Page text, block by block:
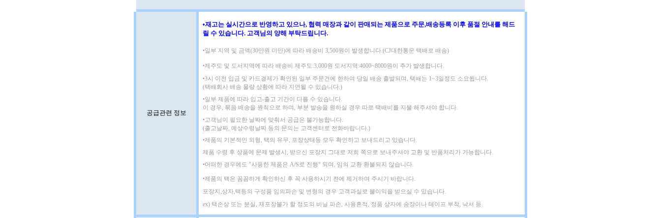
공급관련 정보
•재고는 실시간으로 반영하고 있으나, 협력 매장과 같이 판매되는 제품으로 주문,배송등록 이후 품절 안내를 해드
릴 수 있습니다. 고객님의 양해 부탁드립니다.
•일부 지역 및 금액(30만원 미만)에 따라 배송비 3,500원이 발생합니다.(CJ대한통운 택배로 배송)
•제주도 및 도서지역에 따라 배송비 제주도:3,000원 도서지역:4000~8000원이 추가 발생합니다.
•3시 이전 입금 및 카드결제가 확인된 일부 주문건에 한하여 당일 배송 출발되며, 택배는 1~3일정도 소요됩니다.
(택배회사 배송 물량 상황에 따라 지연될 수 있습니다.)
•일부 제품에 따라 입고-출고 기간이 다를 수 있습니다.
이 경우, 묶음 배송을 원칙으로 하며, 부분 발송을 원하실 경우 따로 택배비를 지불 해주셔야 합니다.
•고객님이 필요한 날짜에 맞춰서 공급은 불가능합니다.
(출고날짜, 예상수령날짜 등의 문의는 고객센터로 전화바랍니다.)
•제품의 기본적인 외형, 택의 유무, 포장상태등 모두 확인하고 보내드리고 있습니다.
제품 수령 후 상품에 문제 발생시, 받으신 포장지 그대로 저희 쪽으로 보내주셔야 교환 및 반품처리가 가능합니다.
•어떠한 경우에도 "사용한 제품은 A/S로 진행" 되며, 임의 교환 환불되지 않습니다.
•제품의 택은 꼼꼼하게 확인하신 후 꼭 사용하시기 전에 제거하여 주시기 바랍니다.
포장지,상자,택등의 구성품 임의파손 및 변형의 경우 고객과실로 불이익을 받으실 수 있습니다.
ex) 택손상 또는 분실, 재포장불가 할 정도의 비닐 파손, 사용흔적, 정품 상자에 송장이나 테이프 부착, 낙서 등.